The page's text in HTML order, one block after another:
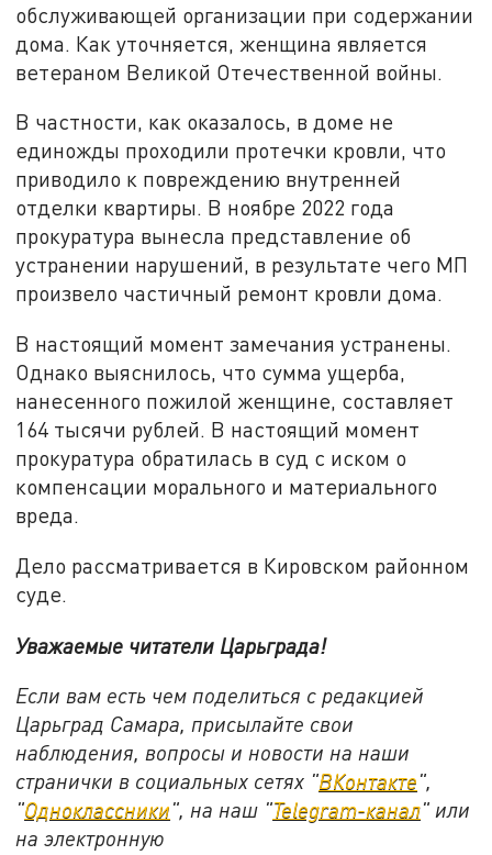
обслуживающей организации при содержании
дома. Как уточняется, женщина является
ветераном Великой Отечественной войны.
В частности, как оказалось, в доме не
единожды проходили протечки кровли, что
приводило к повреждению внутренней
отделки квартиры. В ноябре 2022 года
прокуратура вынесла представление об
устранении нарушений, в результате чего МП
произвело частичный ремонт кровли дома.
В настоящий момент замечания устранены.
Однако выяснилось, что сумма ущерба,
нанесенного пожилой женщине, составляет
164 тысячи рублей. В настоящий момент
прокуратура обратилась в суд с иском о
компенсации морального и материального
вреда.
Дело рассматривается в Кировском районном
суде.
Уважаемые читатели Царьграда!
Если вам есть чем поделиться с редакцией
Царьград Самара, присылайте свои
наблюдения, вопросы и новости на наши
странички в социальных сетях "ВКонтакте",
"Одноклассники", на наш "Telegram-канал" или
на электронную